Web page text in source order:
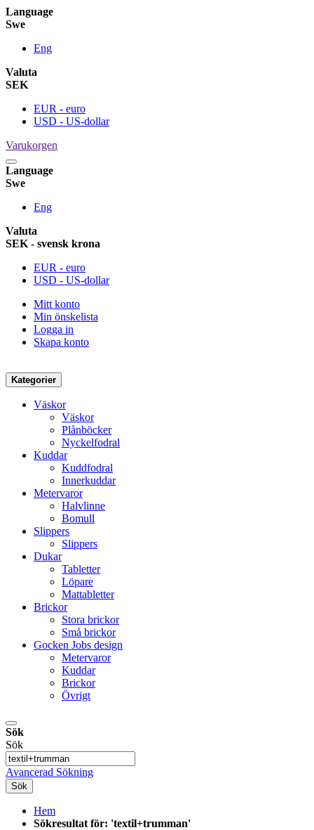
Language
Swe
Eng
Valuta
SEK
EUR - euro
USD - US-dollar
Varukorgen
Language
Swe
Eng
Valuta
SEK - svensk krona
EUR - euro
USD - US-dollar
Mitt konto
Min önskelista
Logga in
Skapa konto
Kategorier
Väskor
Väskor
Plånböcker
Nyckelfodral
Kuddar
Kuddfodral
Innerkuddar
Metervaror
Halvlinne
Bomull
Slippers
Slippers
Dukar
Tabletter
Löpare
Mattabletter
Brickor
Stora brickor
Små brickor
Gocken Jobs design
Metervaror
Kuddar
Brickor
Övrigt
Sök
Sök
Avancerad Sökning
Sök
Hem
Sökresultat för: 'textil+trumman'